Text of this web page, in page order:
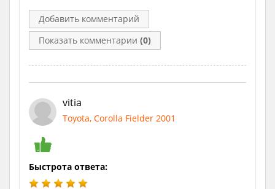
Добавить комментарий
Показать комментарии (0)
vitia
Toyota, Corolla Fielder 2001
Быстрота ответа: